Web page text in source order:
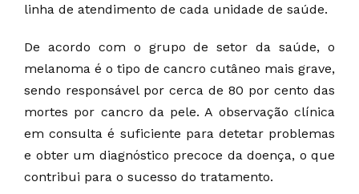
linha de atendimento de cada unidade de saúde.
De acordo com o grupo de setor da saúde, o
melanoma é o tipo de cancro cutâneo mais grave,
sendo responsável por cerca de 80 por cento das
mortes por cancro da pele. A observação clínica
em consulta é suficiente para detetar problemas
e obter um diagnóstico precoce da doença, o que
contribui para o sucesso do tratamento.